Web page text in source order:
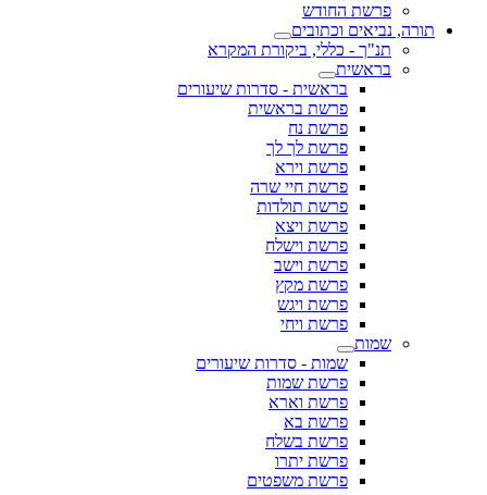
פרשת החודש
תורה, נביאים וכתובים
תנ"ך - כללי, ביקורת המקרא
בראשית
בראשית - סדרות שיעורים
פרשת בראשית
פרשת נח
פרשת לך לך
פרשת וירא
פרשת חיי שרה
פרשת תולדות
פרשת ויצא
פרשת וישלח
פרשת וישב
פרשת מקץ
פרשת ויגש
פרשת ויחי
שמות
שמות - סדרות שיעורים
פרשת שמות
פרשת וארא
פרשת בא
פרשת בשלח
פרשת יתרו
פרשת משפטים